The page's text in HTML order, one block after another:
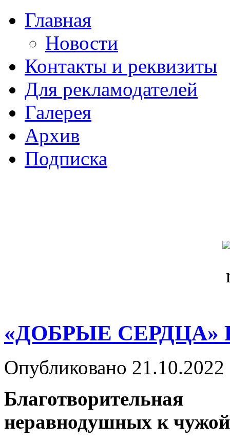
Главная
Новости
Контакты и реквизиты
Для рекламодателей
Галерея
Архив
Подписка
«ДОБРЫЕ
Опубликовано
неравнодушных к